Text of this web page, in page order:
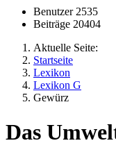
Benutzer2535
Beiträge 20404
Aktuelle Seite:
Startseite
Lexikon
Lexikon G
Gewürz
Das